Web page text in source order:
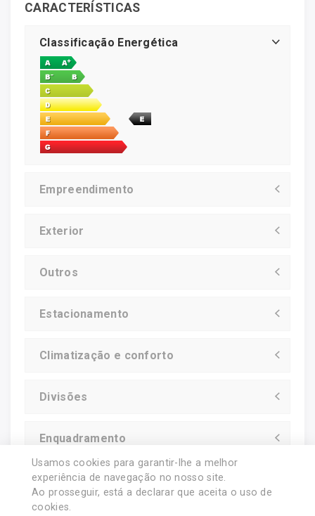
Usamos cookies para garantir-lhe a melhor
experiência de navegação no nosso site.
Ao prosseguir, está a declarar que aceita o uso de
cookies.
CARACTERÍSTICAS
Classificação Energética
Empreendimento
Exterior
Outros
Estacionamento
Climatização e conforto
Divisões
Enquadramento
© 2018 Redimobiliaria.